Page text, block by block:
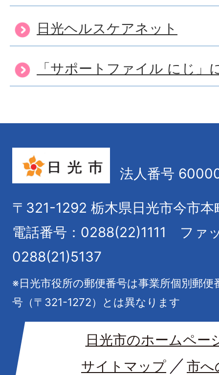
日光ヘルスケアネット
「サポートファイル にじ」
法人番号
〒321-1292 栃木県日光市今市本
電話番号：0288(22)1111
ファ
0288(21)5137
※日光市役所の郵便番号は事業所個別郵
号（〒321-1272）とは異なります
日光市のホームペー
サイトマップ
市へ